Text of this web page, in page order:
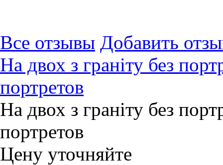
Все отзывы Добавить
На двох з граніту без
портретов
На двох з граніту без
портретов
Цену уточняйте